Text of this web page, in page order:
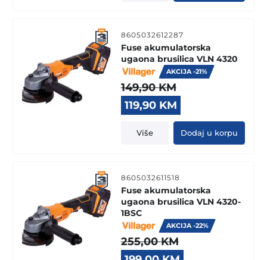
8605032612287
Fuse akumulatorska
ugaona brusilica VLN 4320
AKCIJA -21%
149,90KM
Original
price
was:
149,90 KM.
119,90 KM
price
is:
119,90 KM.
Više Dodaj u korpu
8605032611518
Fuse akumulatorska
ugaona brusilica VLN 4320-
1BSC
AKCIJA -22%
255,00KM